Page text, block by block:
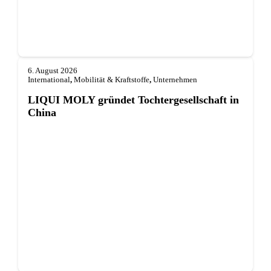
6. August 2026
International, Mobilität & Kraftstoffe, Unternehmen
LIQUI MOLY gründet Tochterge­sellschaft in
China